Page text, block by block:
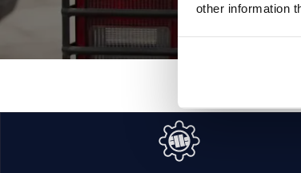
other information